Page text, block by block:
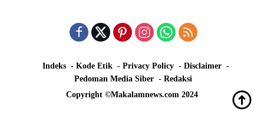
Indeks Kode Etik Privacy Policy
Disclaimer
Pedoman Media Siber
Redaksi
Copyright ©Makalamnews.com 2024